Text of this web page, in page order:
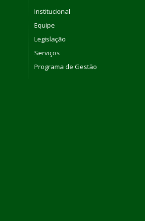
Institucional
Equipe
Legislação
Serviços
Programa de Gestão